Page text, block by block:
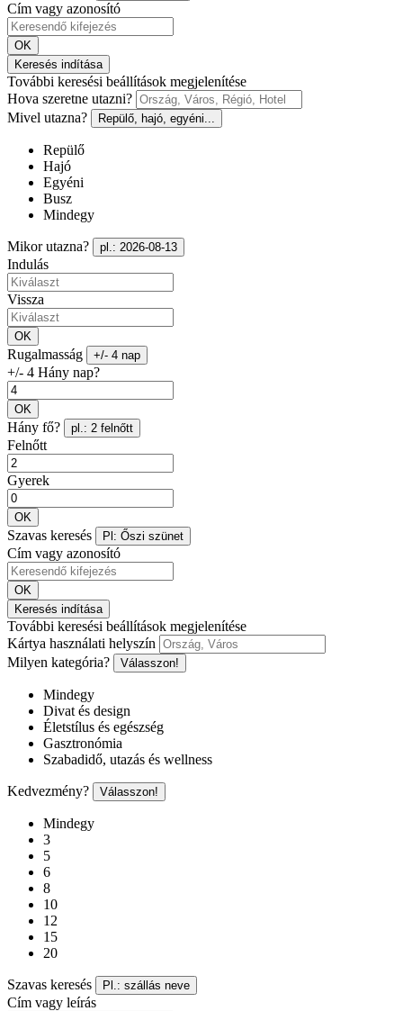
Cím vagy azonosító
OK
Keresés indítása
További keresési beállítások megjelenítése
Hova szeretne utazni?
Mivel utazna?
Repülő, hajó, egyéni...
Repülő
Hajó
Egyéni
Busz
Mindegy
Mikor utazna? pl.: 2026-08-13
Indulás
Vissza
OK
Rugalmasság +/- 4 nap
+/- 4 Hány nap?
OK
Hány fő? pl.: 2 felnőtt
Felnőtt
Gyerek
OK
Szavas keresés Pl: Őszi szünet
Cím vagy azonosító
OK
Keresés indítása
További keresési beállítások megjelenítése
Kártya használati helyszín
Milyen kategória?
Válasszon!
Mindegy
Divat és design
Életstílus és egészség
Gasztronómia
Szabadidő, utazás és wellness
Kedvezmény? Válasszon!
Mindegy
3
5
6
8
10
12
15
20
Szavas keresés Pl.: szállás neve
Cím vagy leírás